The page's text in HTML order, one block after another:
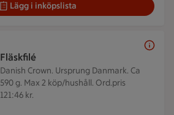
Lägg i inköpslista
Fläskfilé
Danish Crown. Ursprung Danmark. Ca
590 g. Max 2 köp/hushåll. Ord.pris
121:46 kr.